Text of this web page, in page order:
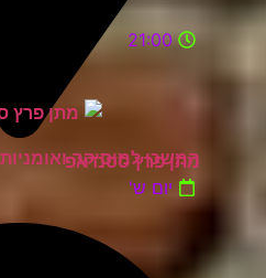
המשכן למוסיקה ואומניות רעננה
21:00
מתן פרץ סטנדאפ
יום ש'